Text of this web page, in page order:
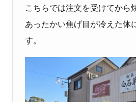
こちらでは注文を受けてから
あったかい焦げ目が冷えた体
す。